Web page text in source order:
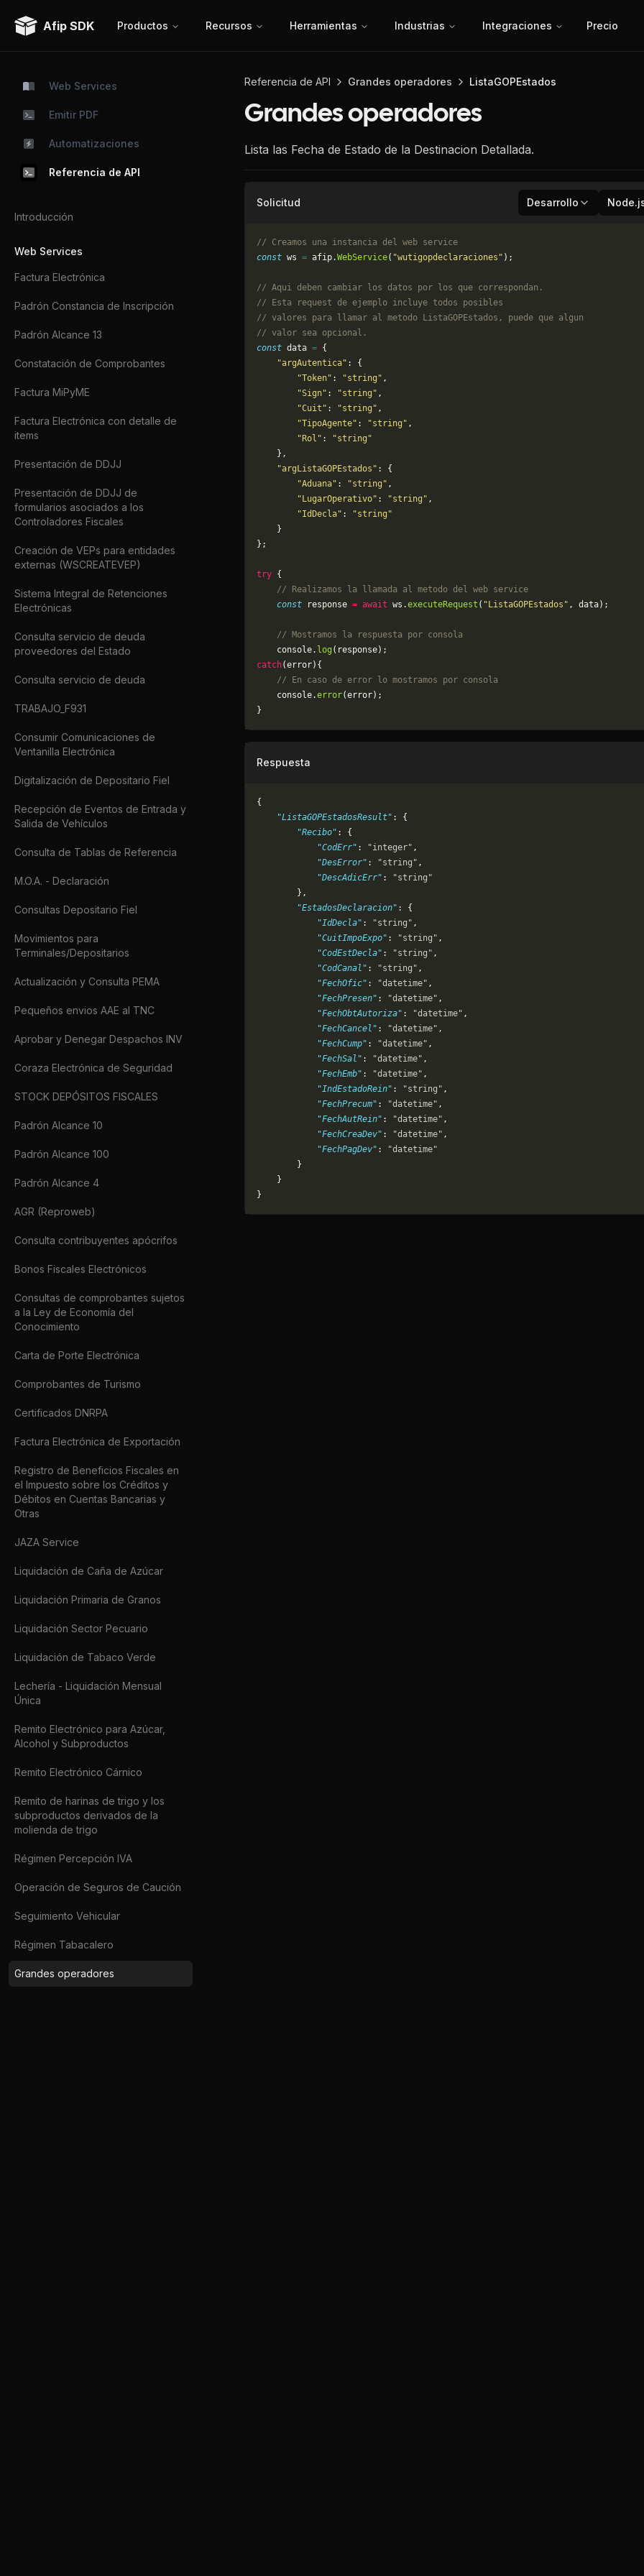
Afip SDK Productos Recursos Herramientas Industrias Integraciones Precio
Web Services
Emitir PDF
Automatizaciones
Referencia de API
Introducción
Web Services
Factura Electrónica
Padrón Constancia de Inscripción
Padrón Alcance 13
Constatación de Comprobantes
Factura MiPyME
Factura Electrónica con detalle de
items
Presentación de DDJJ
Presentación de DDJJ de
formularios asociados a los
Controladores Fiscales
Creación de VEPs para entidades
externas (WSCREATEVEP)
Sistema Integral de Retenciones
Electrónicas
Consulta servicio de deuda
proveedores del Estado
Consulta servicio de deuda
TRABAJO_F931
Consumir Comunicaciones de
Ventanilla Electrónica
Digitalización de Depositario Fiel
Recepción de Eventos de Entrada y
Salida de Vehículos
Consulta de Tablas de Referencia
M.O.A. - Declaración
Consultas Depositario Fiel
Movimientos para
Terminales/Depositarios
Actualización y Consulta PEMA
Pequeños envios AAE al TNC
Aprobar y Denegar Despachos INV
Coraza Electrónica de Seguridad
STOCK DEPÓSITOS FISCALES
Padrón Alcance 10
Padrón Alcance 100
Padrón Alcance 4
AGR (Reproweb)
Consulta contribuyentes apócrifos
Bonos Fiscales Electrónicos
Consultas de comprobantes sujetos
a la Ley de Economía del
Conocimiento
Carta de Porte Electrónica
Comprobantes de Turismo
Certificados DNRPA
Factura Electrónica de Exportación
Registro de Beneficios Fiscales en
el Impuesto sobre los Créditos y
Débitos en Cuentas Bancarias y
Otras
JAZA Service
Liquidación de Caña de Azúcar
Liquidación Primaria de Granos
Liquidación Sector Pecuario
Liquidación de Tabaco Verde
Lechería - Liquidación Mensual
Única
Remito Electrónico para Azúcar,
Alcohol y Subproductos
Remito Electrónico Cárnico
Remito de harinas de trigo y los
subproductos derivados de la
molienda de trigo
Régimen Percepción IVA
Operación de Seguros de Caución
Seguimiento Vehicular
Régimen Tabacalero
Grandes operadores
Referencia de API Grandes operadores ListaGOPEstados
Grandes operadores
Lista las Fecha de Estado de la Destinacion Detallada.
Solicitud Desarrollo
// Creamos una instancia del web service
const ws = afip.WebService( "wutigopdeclaraciones" );
// Aqui deben cambiar los datos por los que correspondan.
// Esta request de ejemplo incluye todos posibles
// valores para llamar al metodo ListaGOPEstados, puede que algun
// valor sea opcional.
const data = {
    "argAutentica"
: {
        "Token"
: "string" ,
        "Sign"
: "string" ,
        "Cuit"
: "string" ,
        "TipoAgente"
: "string" ,
        "Rol"
:
"string"
    },
    "argListaGOPEstados"
: {
        "Aduana"
: "string" ,
        "LugarOperativo"
: "string" ,
        "IdDecla"
:
"string"
    }
};
try {
    // Realizamos la llamada al metodo del web service
    const
response = await ws.executeRequest ( "ListaGOPEstados" , data);
    // Mostramos la respuesta por consola
    console.
log (response);
catch(error){
    // En caso de error lo mostramos por consola
	console.
error(error);
}
Respuesta
{
    "ListaGOPEstadosResult"
: {
        "Recibo"
: {
            "CodErr"
: "integer" ,
            "DesError"
: "string" ,
            "DescAdicErr"
:
"string"
        },
        "EstadosDeclaracion"
: {
            "IdDecla"
: "string" ,
            "CuitImpoExpo"
: "string" ,
            "CodEstDecla"
: "string" ,
            "CodCanal"
: "string" ,
            "FechOfic"
: "datetime" ,
            "FechPresen"
: "datetime" ,
            "FechObtAutoriza"
: "datetime" ,
            "FechCancel"
: "datetime" ,
            "FechCump"
: "datetime" ,
            "FechSal"
: "datetime" ,
            "FechEmb"
: "datetime" ,
            "IndEstadoRein"
: "string" ,
            "FechPrecum"
: "datetime" ,
            "FechAutRein"
: "datetime" ,
            "FechCreaDev"
: "datetime" ,
            "FechPagDev"
:
"datetime"
        }
    }
}